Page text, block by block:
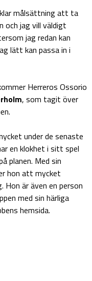
målsättning att ta
och jag vill väldigt
jag redan kan
lätt kan passa in i
Herreros Ossorio
, som tagit över
under de senaste
en klokhet i sitt spel
planen. Med sin
hon att mycket
Hon är även en person
med sin härliga
hemsida.